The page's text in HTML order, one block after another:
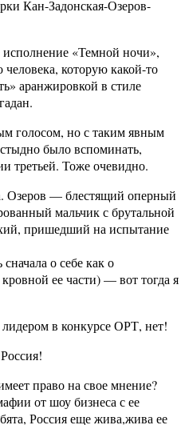
Кан-Задонская-Озеров-
исполнение «Темной ночи»,
которую какой-то
аранжировкой в стиле
голосом, но с таким явным
было вспоминать,
третьей. Тоже очевидно.
Озеров — блестящий оперный
мальчик с брутальной
пришедший на испытание
о себе как о
ее части) — вот тогда я
лидером в конкурсе ОРТ, нет!
право на свое мнение?
от шоу бизнеса с ее
Россия еще жива,жива ее